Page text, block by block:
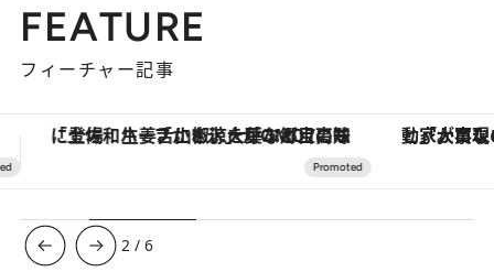
FEATURE
フィーチャー記事
「大事なのは地域の意識を変えること」。ロレックス賞受賞の自然保護活動家が実現させたナイジェリアの自然環境の復活 【夏限定ディナーコース】旬を
3 /6